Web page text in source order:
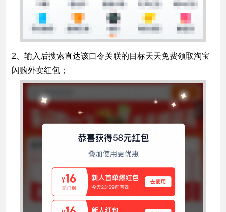
2、输入后搜索直达该口令关联的目标天天免费领取淘宝
闪购外卖红包；